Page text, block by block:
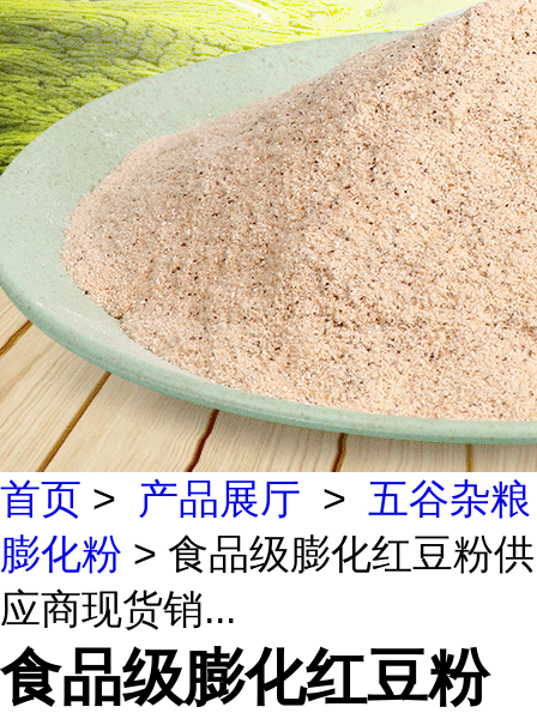
首页 > 产品展厅 > 五谷杂粮
膨化粉 > 食品级膨化红豆粉供
应商现货销...
食品级膨化红豆粉